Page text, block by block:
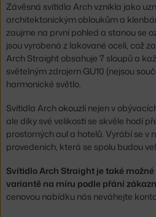
Závěsná svítidla Arch vznikla jako
architektonickým obloukům a
zaujme na první pohled a stanou se
jsou vyrobená z lakované oceli, což
Arch Straight obsahuje 7 sloupů a
světelným zdrojem GU10 (nejsou
harmonické světlo.
Svítidla Arch okouzlí nejen v
ale díky své velikosti se skvěle hodí
prostorných aul a hotelů. Vyrábí se v
provedeních, která se spolu budou
Svítidlo Arch Straight je také
variantě na míru podle přání
cenovou nabídku nás neváhejte